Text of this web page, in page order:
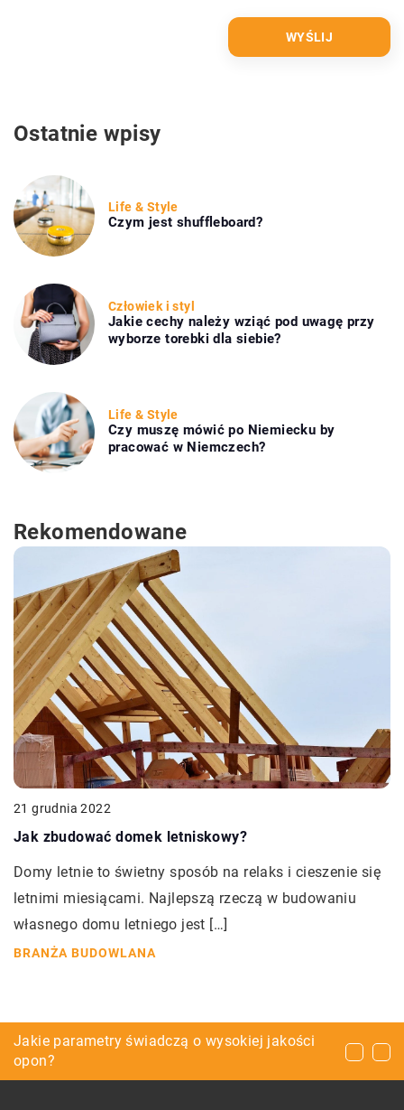
Ostatnie wpisy
Life & Style
Czym jest shuffleboard?
Człowiek i styl
Jakie cechy należy wziąć pod uwagę przy
wyborze torebki dla siebie?
Life & Style
Czy muszę mówić po Niemiecku by
pracować w Niemczech?
Rekomendowane
21 grudnia 2022
Jak zbudować domek letniskowy?
Domy letnie to świetny sposób na relaks i cieszenie się
letnimi miesiącami. Najlepszą rzeczą w budowaniu
własnego domu letniego jest […]
BRANŻA BUDOWLANA
Pufy, worki, krzesła – jak wybrać te
odpowiednie do salonu?
Własny sklep stacjonarny – jaki sprzęt jest
niezbędny?
Jakie parametry świadczą o wysokiej jakości
opon?